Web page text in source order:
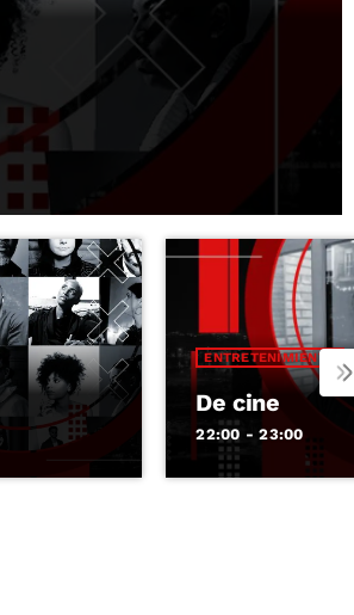
ENTRETENIMIENTO
De cine
22:00 - 23:00